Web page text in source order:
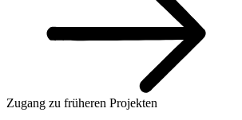
Zugang zu früheren Projekten